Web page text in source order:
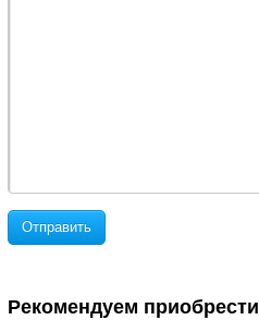
Отправить
Рекомендуем приобрести